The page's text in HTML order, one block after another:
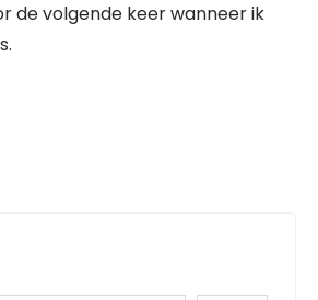
de volgende keer wanneer ik